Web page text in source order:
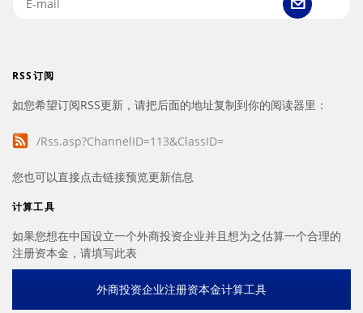
RSS订阅
如您希望订阅RSS更新，请把后面的地址复制到你的阅读器里：
/Rss.asp?ChannelID=113&ClassID=
您也可以直接点击链接预览更新信息
计算工具
如果您想在中国设立一个外商投资企业并且想为之估算一个合理的
注册资本金，请填写此表
外商投资企业注册资本金计算工具